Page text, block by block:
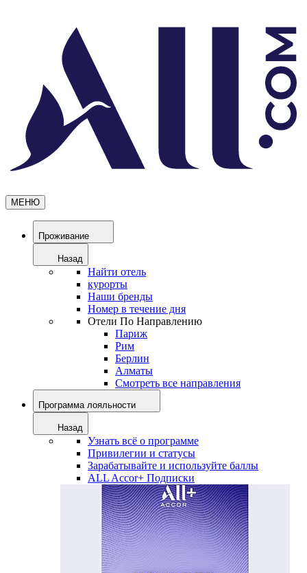
МЕНЮ
Проживание
Назад
Найти отель
курорты
Наши бренды
Номер в течение дня
Отели По Направлению
Париж
Рим
Берлин
Алматы
Смотреть все направления
Программа лояльности
Назад
Узнать всё о программе
Привилегии и статусы
Зарабатывайте и используйте баллы
ALL Accor+ Подписки